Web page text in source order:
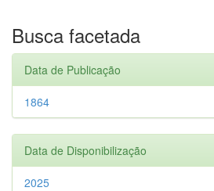
Busca facetada
Data de Publicação
1864
Data de Disponibilização
2025